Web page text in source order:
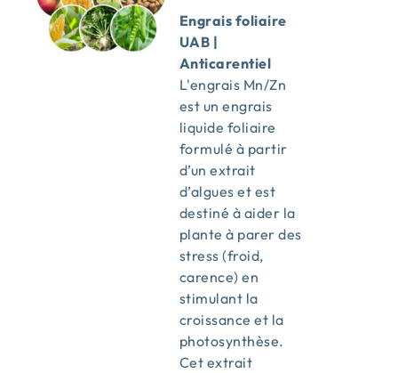
Engrais foliaire
UAB |
Anticarentiel
L'engrais Mn/Zn
est un engrais
liquide foliaire
formulé à partir
d’un extrait
d’algues et est
destiné à aider la
plante à parer des
stress (froid,
carence) en
stimulant la
croissance et la
photosynthèse.
Cet extrait